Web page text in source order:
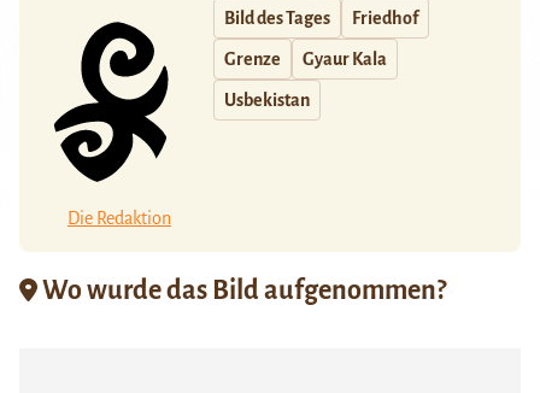
Die Redaktion
Bild des Tages Friedhof
Grenze Gyaur Kala
Usbekistan
Wo wurde das Bild aufgenommen?